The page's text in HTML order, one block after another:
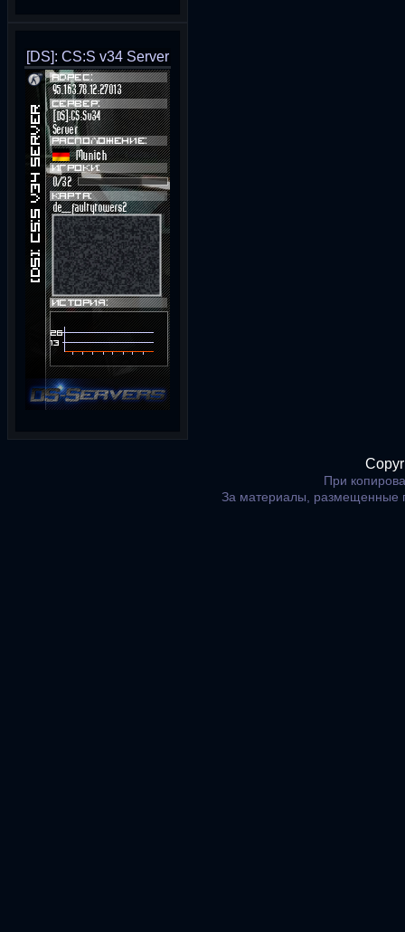
[DS]: CS:S v34 Server
При
За материалы, размещенные